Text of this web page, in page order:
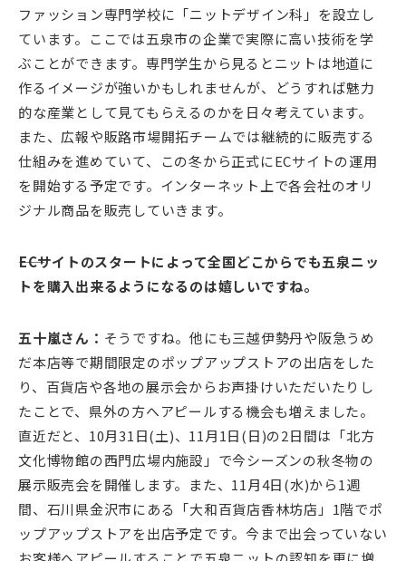
ファッション専門学校に「ニットデザイン科」を設立し
ています。ここでは五泉市の企業で実際に高い技術を学
ぶことができます。専門学生から見るとニットは地道に
作るイメージが強いかもしれませんが、どうすれば魅力
的な産業として見てもらえるのかを日々考えています。
また、広報や販路市場開拓チームでは継続的に販売する
仕組みを進めていて、この冬から正式にECサイトの運用
を開始する予定です。インターネット上で各会社のオリ
ジナル商品を販売していきます。
――ECサイトのスタートによって全国どこからでも五泉ニッ
トを購入出来るようになるのは嬉しいですね。
五十嵐さん： そうですね。他にも三越伊勢丹や阪急うめ
だ本店等で期間限定のポップアップストアの出店をした
り、百貨店や各地の展示会からお声掛けいただいたりし
たことで、県外の方へアピールする機会も増えました。
直近だと、10月31日(土)、11月1日(日)の2日間は「北方
文化博物館の西門広場内施設」で今シーズンの秋冬物の
展示販売会を開催します。また、11月4日(水)から1週
間、石川県金沢市にある「大和百貨店香林坊店」1階でポ
ップアップストアを出店予定です。今まで出会っていない